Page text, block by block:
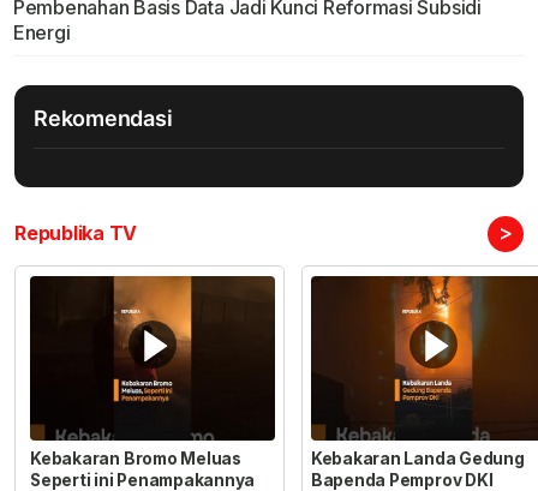
Pembenahan Basis Data Jadi Kunci Reformasi Subsidi
Energi
Rekomendasi
Republika TV >
Kebakaran Bromo Meluas
Seperti ini Penampakannya
Kebakaran Landa Gedung
Bapenda Pemprov DKI